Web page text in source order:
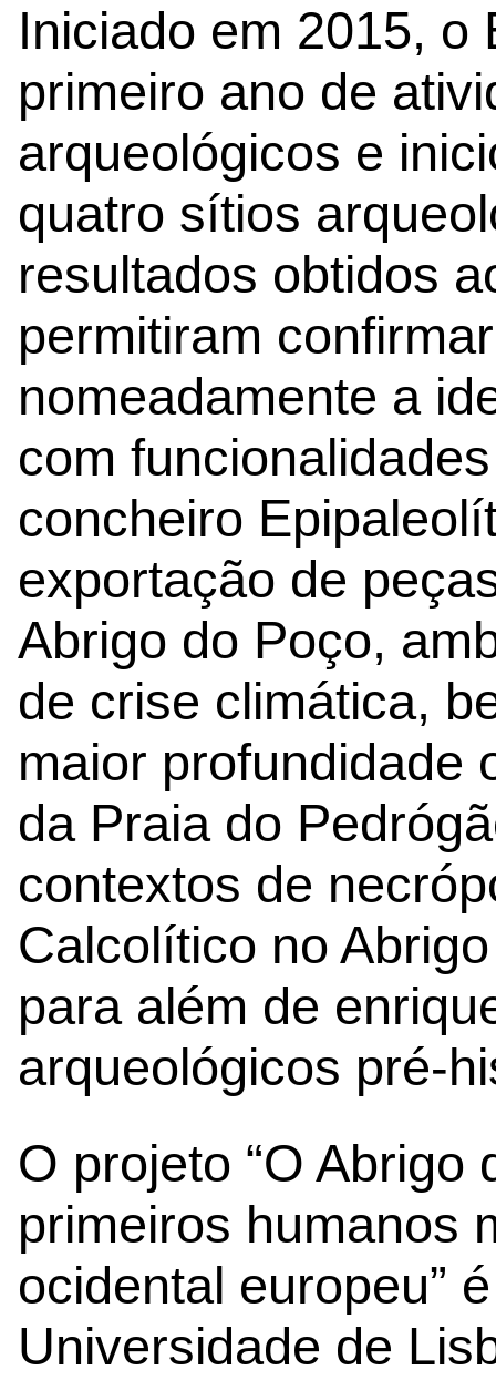
Iniciado em 2015, o
primeiro ano de
arqueológicos e
quatro sítios
resultados obtidos
permitiram
nomeadamente a
com
concheiro
exportação de
Abrigo do Poço,
de crise climática,
maior profundidade
da Praia do
contextos de
Calcolítico no
para além de
arqueológicos pré-
O projeto “O Abrigo
primeiros humanos
ocidental europeu”
Universidade de